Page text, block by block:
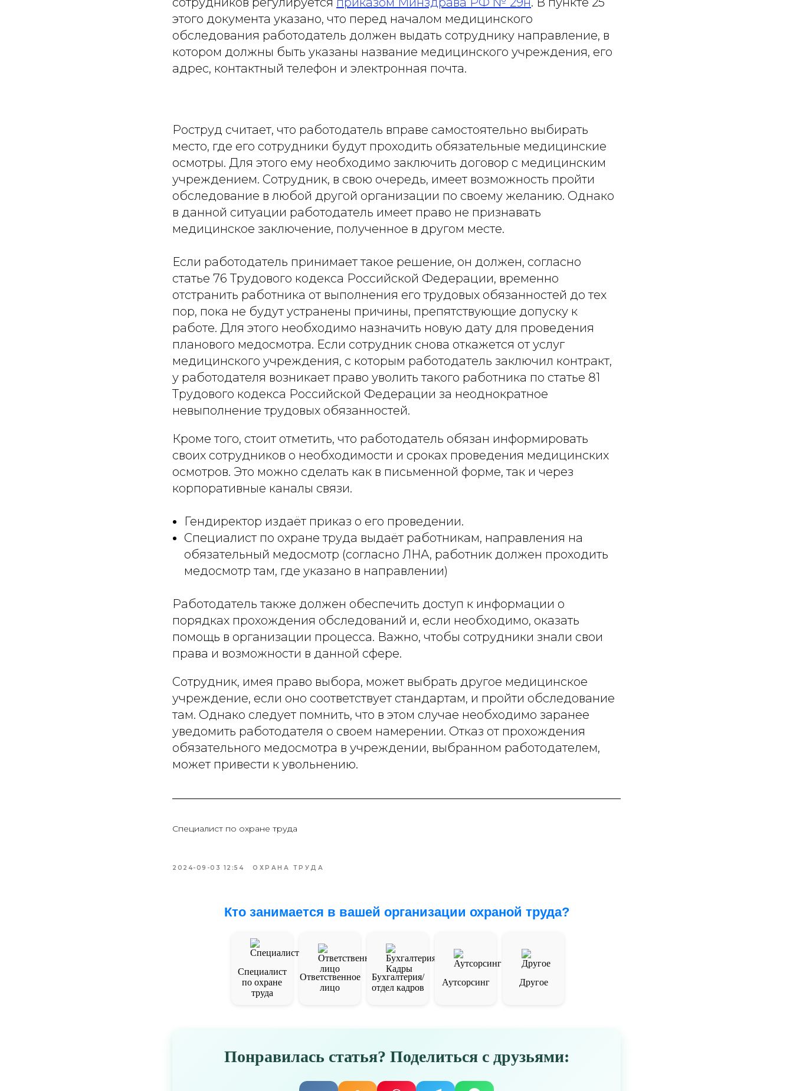
этого документа указано, что перед началом медицинского
обследования работодатель должен выдать сотруднику направление, в
котором должны быть указаны название медицинского учреждения, его
адрес, контактный телефон и электронная почта.
Роструд считает, что работодатель вправе самостоятельно выбирать
место, где его сотрудники будут проходить обязательные медицинские
осмотры. Для этого ему необходимо заключить договор с медицинским
учреждением. Сотрудник, в свою очередь, имеет возможность пройти
обследование в любой другой организации по своему желанию. Однако
в данной ситуации работодатель имеет право не признавать
медицинское заключение, полученное в другом месте.
Если работодатель принимает такое решение, он должен, согласно
статье 76 Трудового кодекса Российской Федерации, временно
отстранить работника от выполнения его трудовых обязанностей до тех
пор, пока не будут устранены причины, препятствующие допуску к
работе. Для этого необходимо назначить новую дату для проведения
планового медосмотра. Если сотрудник снова откажется от услуг
медицинского учреждения, с которым работодатель заключил контракт,
у работодателя возникает право уволить такого работника по статье 81
Трудового кодекса Российской Федерации за неоднократное
невыполнение трудовых обязанностей.
Кроме того, стоит отметить, что работодатель обязан информировать
своих сотрудников о необходимости и сроках проведения медицинских
осмотров. Это можно сделать как в письменной форме, так и через
корпоративные каналы связи.
Гендиректор издаёт приказ о его проведении.
Специалист по охране труда выдаёт работникам, направления на
обязательный медосмотр (согласно ЛНА, работник должен проходить
медосмотр там, где указано в направлении)
Работодатель также должен обеспечить доступ к информации о
порядках прохождения обследований и, если необходимо, оказать
помощь в организации процесса. Важно, чтобы сотрудники знали свои
права и возможности в данной сфере.
Сотрудник, имея право выбора, может выбрать другое медицинское
учреждение, если оно соответствует стандартам, и пройти обследование
там. Однако следует помнить, что в этом случае необходимо заранее
уведомить работодателя о своем намерении. Отказ от прохождения
обязательного медосмотра в учреждении, выбранном работодателем,
может привести к увольнению.
Специалист по охране труда
2024-09-03 12:54 ОХРАНА ТРУДА
Кто занимается в вашей организации охраной труда?
Специалист
по охране
труда
Ответственное
лицо
Бухгалтерия/
отдел кадров
Аутсорсинг Другое
Понравилась статья? Поделиться с друзьями: